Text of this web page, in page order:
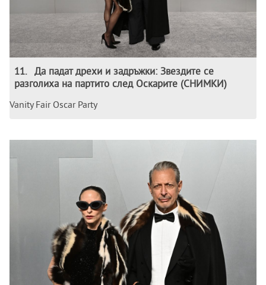
11.
Да падат дрехи и задръжки: Звездите се
разголиха на партито след Оскарите (СНИМКИ)
Vanity Fair Oscar Party